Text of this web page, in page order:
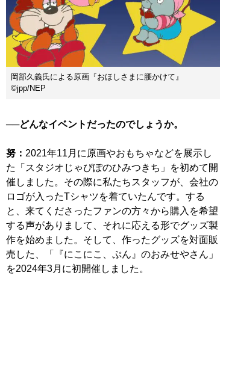
岡部久義氏による原画『おほしさまに腰かけて』
©jpp/NEP
──どんなイベントだったのでしょうか。
努： 2021年11月に原画やおもちゃなどを展示し
た「スタジオじゃぴぽのひみつきち」を初めて開
催しました。その際に私たちスタッフが、会社の
ロゴが入ったTシャツを着ていたんです。する
と、来てくださったファンの方々から購入を希望
する声がありまして、それに応える形でグッズ製
作を始めました。そして、作ったグッズを対面販
売した、「『にこにこ、ぷん』のおみせやさん」
を2024年3月に初開催しました。